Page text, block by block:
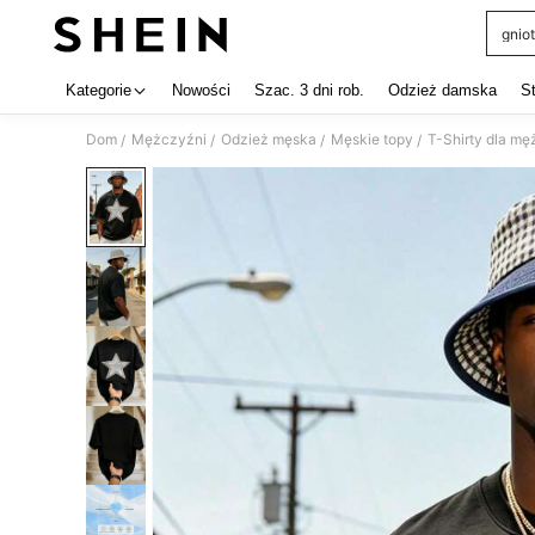
Kategorie Nowości Szac. 3 dni rob. Odzież damska
Dom / Mężczyźni / Odzież męska / Męskie topy / T-Shirty dla